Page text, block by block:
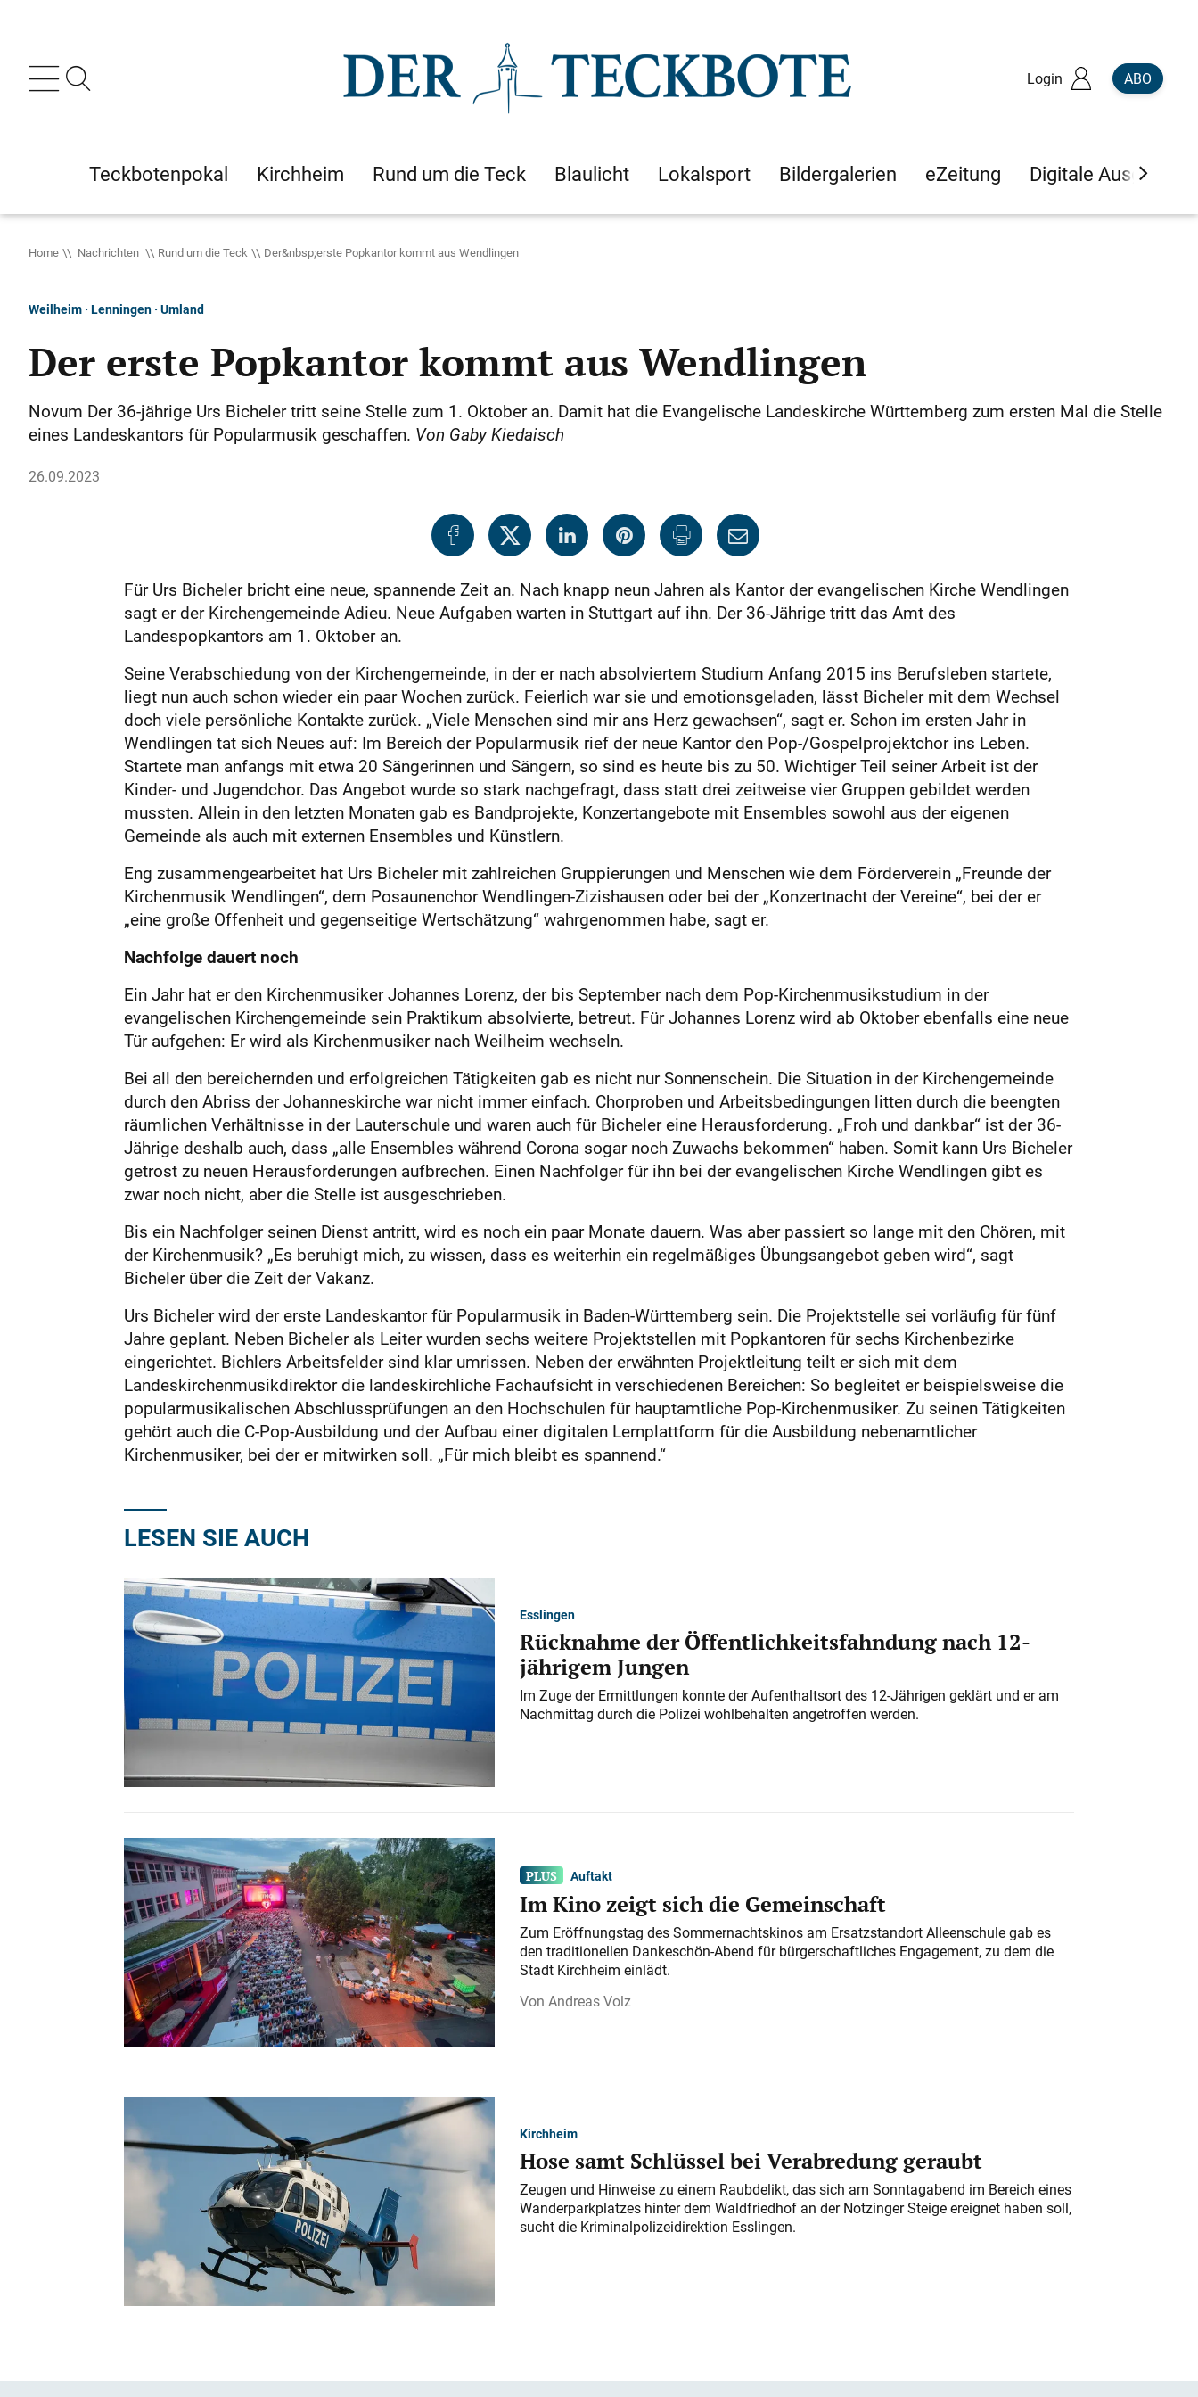
Login ABO
Teckbotenpokal Kirchheim Rund um die Teck Blaulicht Lokalsport Bildergalerien eZeitung Digitale Ausgaben
Home Nachrichten Rund um die Teck Der&nbsp;erste Popkantor kommt aus Wendlingen
Weilheim · Lenningen · Umland
Der erste Popkantor kommt aus Wendlingen
Novum Der 36-jährige Urs Bicheler tritt seine Stelle zum 1. Oktober an. Damit hat die Evangelische Landeskirche Württemberg zum ersten Mal die Stelle
eines Landeskantors für Popularmusik geschaffen. Von Gaby Kiedaisch
26.09.2023
Für Urs Bicheler bricht eine neue, spannende Zeit an. Nach knapp neun Jahren als Kantor der evangelischen Kirche Wendlingen
sagt er der Kirchengemeinde Adieu. Neue Aufgaben warten in Stuttgart auf ihn. Der 36-Jährige tritt das Amt des
Landespopkantors am 1. Oktober an.
Seine Verabschiedung von der Kirchengemeinde, in der er nach absolviertem Studium Anfang 2015 ins Berufsleben startete,
liegt nun auch schon wieder ein paar Wochen zurück. Feierlich war sie und emotionsgeladen, lässt Bicheler mit dem Wechsel
doch viele persönliche Kontakte zurück. „Viele Menschen sind mir ans Herz gewachsen“, sagt er. Schon im ersten Jahr in
Wendlingen tat sich Neues auf: Im Bereich der Popularmusik rief der neue Kantor den Pop-/Gospelprojektchor ins Leben.
Startete man anfangs mit etwa 20 Sängerinnen und Sängern, so sind es heute bis zu 50. Wichtiger Teil seiner Arbeit ist der
Kinder- und Jugendchor. Das Angebot wurde so stark nachgefragt, dass statt drei zeitweise vier Gruppen gebildet werden
mussten. Allein in den letzten Monaten gab es Bandprojekte, Konzertangebote mit Ensembles sowohl aus der eigenen
Gemeinde als auch mit externen Ensembles und Künstlern.
Eng zusammengearbeitet hat Urs Bicheler mit zahlreichen Gruppierungen und Menschen wie dem Förderverein „Freunde der
Kirchenmusik Wendlingen“, dem Posaunenchor Wendlingen-Zizishausen oder bei der „Konzertnacht der Vereine“, bei der er
„eine große Offenheit und gegenseitige Wertschätzung“ wahrgenommen habe, sagt er.
Nachfolge dauert noch
Ein Jahr hat er den Kirchenmusiker Johannes Lorenz, der bis September nach dem Pop-Kirchenmusikstudium in der
evangelischen Kirchengemeinde sein Praktikum absolvierte, betreut. Für Johannes Lorenz wird ab Oktober ebenfalls eine neue
Tür aufgehen: Er wird als Kirchenmusiker nach Weilheim wechseln.
Bei all den bereichernden und erfolgreichen Tätigkeiten gab es nicht nur Sonnenschein. Die Situation in der Kirchengemeinde
durch den Abriss der Johanneskirche war nicht immer einfach. Chorproben und Arbeitsbedingungen litten durch die beengten
räumlichen Verhältnisse in der Lauterschule und waren auch für Bicheler eine Herausforderung. „Froh und dankbar“ ist der 36-
Jährige deshalb auch, dass „alle Ensembles während Corona sogar noch Zuwachs bekommen“ haben. Somit kann Urs Bicheler
getrost zu neuen Herausforderungen aufbrechen. Einen Nachfolger für ihn bei der evangelischen Kirche Wendlingen gibt es
zwar noch nicht, aber die Stelle ist ausgeschrieben.
Bis ein Nachfolger seinen Dienst antritt, wird es noch ein paar Monate dauern. Was aber passiert so lange mit den Chören, mit
der Kirchenmusik? „Es beruhigt mich, zu wissen, dass es weiterhin ein regelmäßiges Übungsangebot geben wird“, sagt
Bicheler über die Zeit der Vakanz.
Urs Bicheler wird der erste Landeskantor für Popularmusik in Baden-Württemberg sein. Die Projektstelle sei vorläufig für fünf
Jahre geplant. Neben Bicheler als Leiter wurden sechs weitere Projektstellen mit Popkantoren für sechs Kirchenbezirke
eingerichtet. Bichlers Arbeitsfelder sind klar umrissen. Neben der erwähnten Projektleitung teilt er sich mit dem
Landeskirchenmusikdirektor die landeskirchliche Fachaufsicht in verschiedenen Bereichen: So begleitet er beispielsweise die
popularmusikalischen Abschlussprüfungen an den Hochschulen für hauptamtliche Pop-Kirchenmusiker. Zu seinen Tätigkeiten
gehört auch die C-Pop-Ausbildung und der Aufbau einer digitalen Lernplattform für die Ausbildung nebenamtlicher
Kirchenmusiker, bei der er mitwirken soll. „Für mich bleibt es spannend.“
LESEN SIE AUCH
Esslingen
Rücknahme der Öffentlichkeitsfahndung nach 12-
jährigem Jungen
Im Zuge der Ermittlungen konnte der Aufenthaltsort des 12-Jährigen geklärt und er am
Nachmittag durch die Polizei wohlbehalten angetroffen werden.
Auftakt
Im Kino zeigt sich die Gemeinschaft
Zum Eröffnungstag des Sommernachtskinos am Ersatzstandort Alleenschule gab es
den traditionellen Dankeschön-Abend für bürgerschaftliches Engagement, zu dem die
Stadt Kirchheim einlädt.
Andreas Volz
Kirchheim
Hose samt Schlüssel bei Verabredung geraubt
Zeugen und Hinweise zu einem Raubdelikt, das sich am Sonntagabend im Bereich eines
Wanderparkplatzes hinter dem Waldfriedhof an der Notzinger Steige ereignet haben soll,
sucht die Kriminalpolizeidirektion Esslingen.